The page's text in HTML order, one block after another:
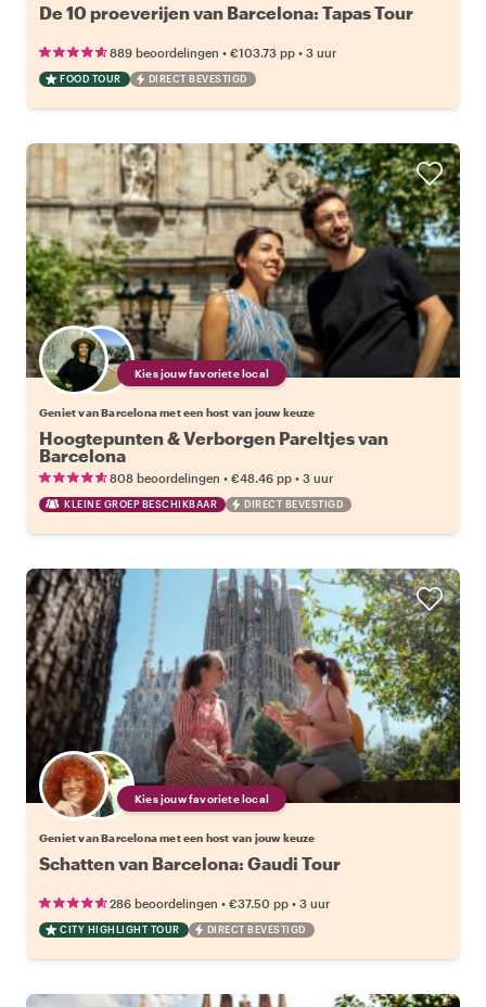
De 10 proeverijen van Barcelona: Tapas Tour
889 beoordelingen • €103.73 pp • 3 uur
FOOD TOUR DIRECT BEVESTIGD
Kies jouw favoriete local
Geniet van Barcelona met een host van jouw keuze
Hoogtepunten & Verborgen Pareltjes van
Barcelona
808 beoordelingen • €48.46 pp • 3 uur
KLEINE GROEP BESCHIKBAAR DIRECT BEVESTIGD
Kies jouw favoriete local
Geniet van Barcelona met een host van jouw keuze
Schatten van Barcelona: Gaudi Tour
286 beoordelingen • €37.50 pp • 3 uur
CITY HIGHLIGHT TOUR DIRECT BEVESTIGD